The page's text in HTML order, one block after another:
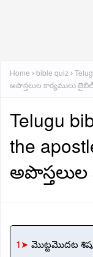
Home bible quiz
అపొస్తలుల కార్యములు
Telugu
the
1➤ మొట్టమొదట